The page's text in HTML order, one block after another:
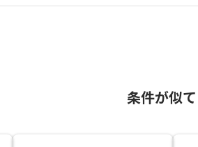
条件が似